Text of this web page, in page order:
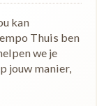
kan
Thuis ben
we je
jouw manier,